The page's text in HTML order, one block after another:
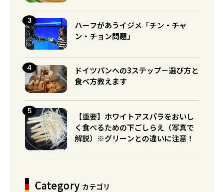
ハーフがあうイジメ「チン・チャ
ン・チョン問題」
ドイツパンへの3ステップ－選び方と
食べ方教えます
【重要】ホワイトアスパラをおいし
く食べるための下ごしらえ（写真で
解説）※グリーンとの違いに注意！
Category カテゴリ